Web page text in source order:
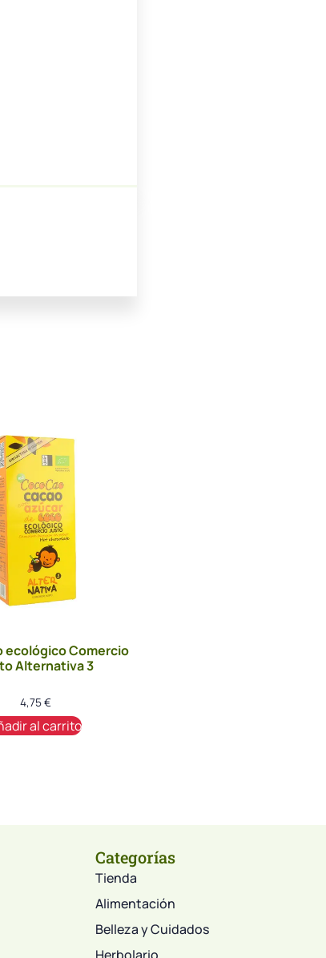
ecológico Comercio
Alternativa 3
4,75€
al carrito
Categorías
Tienda
Alimentación
Belleza y Cuidados